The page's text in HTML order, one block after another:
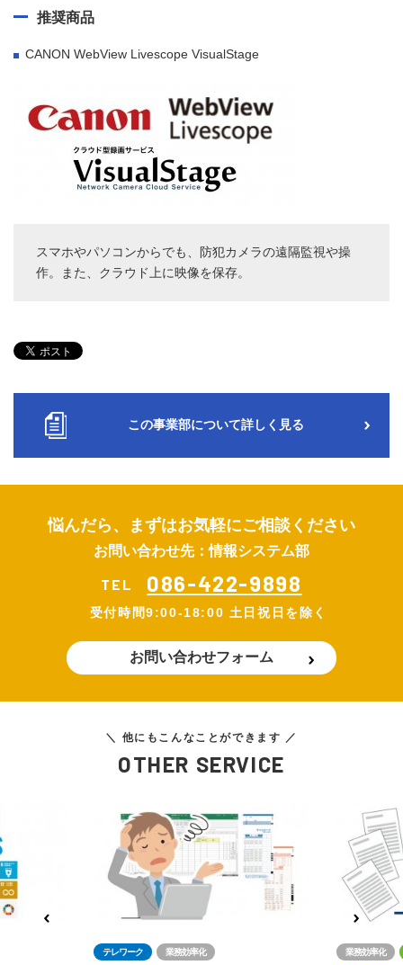
推奨商品
CANON WebView Livescope VisualStage
スマホやパソコンからでも、防犯カメラの遠隔監視や操
作。また、クラウド上に映像を保存。
この事業部について詳しく見る
悩んだら、まずはお気軽にご相談ください
お問い合わせ先：情報システム部
TEL 086-422-9898
受付時間9:00-18:00 土日祝日を除く
お問い合わせフォーム
＼ 他にもこんなことができます ／
OTHER SERVICE
テレワーク 業務効率化 業務効率化